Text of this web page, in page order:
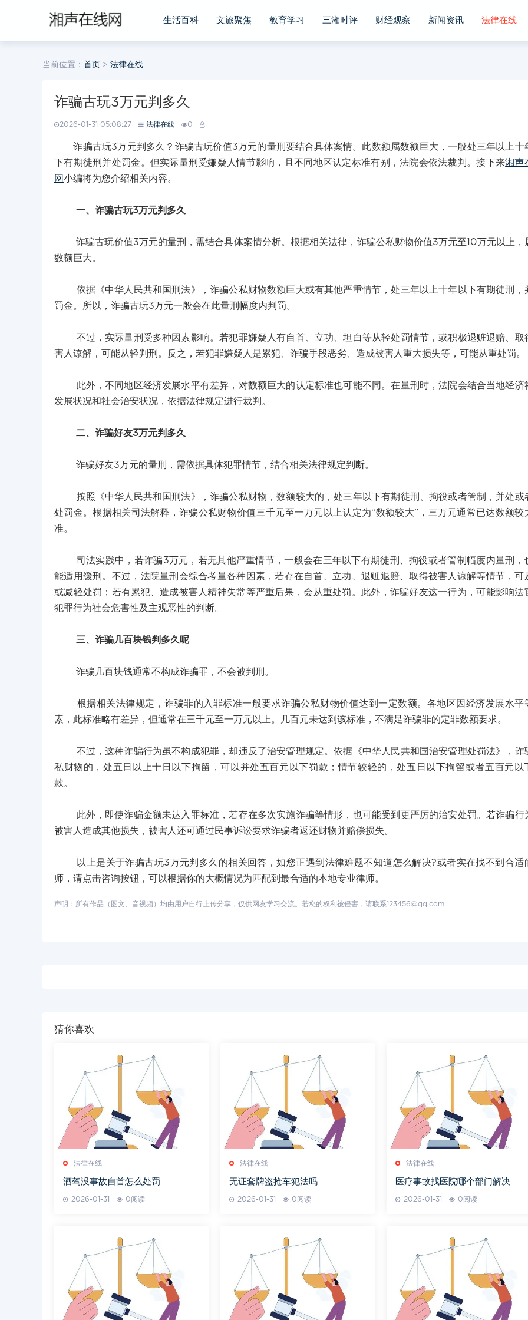
生活百科 文旅聚焦 教育学习 三湘时评 财经观察 新闻资讯 法律在线
当前位置： 首页 > 法律在线
诈骗古玩3万元判多久
2026-01-31 05:08:27 法律在线 0
诈骗古玩3万元判多久？诈骗古玩价值3万元的量刑要结合具体案情。此数额属数额巨大，一般处三年以上十
下有期徒刑并处罚金。但实际量刑受嫌疑人情节影响，且不同地区认定标准有别，法院会依法裁判。接下来湘声
网小编将为您介绍相关内容。
一、诈骗古玩3万元判多久
诈骗古玩价值3万元的量刑，需结合具体案情分析。根据相关法律，诈骗公私财物价值3万元至10万元以上，
数额巨大。
依据《中华人民共和国刑法》，诈骗公私财物数额巨大或有其他严重情节，处三年以上十年以下有期徒刑，
罚金。所以，诈骗古玩3万元一般会在此量刑幅度内判罚。
不过，实际量刑受多种因素影响。若犯罪嫌疑人有自首、立功、坦白等从轻处罚情节，或积极退赃退赔、取
害人谅解，可能从轻判刑。反之，若犯罪嫌疑人是累犯、诈骗手段恶劣、造成被害人重大损失等，可能从重处罚。
此外，不同地区经济发展水平有差异，对数额巨大的认定标准也可能不同。在量刑时，法院会结合当地经济
发展状况和社会治安状况，依据法律规定进行裁判。
二、诈骗好友3万元判多久
诈骗好友3万元的量刑，需依据具体犯罪情节，结合相关法律规定判断。
按照《中华人民共和国刑法》，诈骗公私财物，数额较大的，处三年以下有期徒刑、拘役或者管制，并处或
处罚金。根据相关司法解释，诈骗公私财物价值三千元至一万元以上认定为“数额较大”，三万元通常已达数额较
准。
司法实践中，若诈骗3万元，若无其他严重情节，一般会在三年以下有期徒刑、拘役或者管制幅度内量刑，
能适用缓刑。不过，法院量刑会综合考量各种因素，若存在自首、立功、退赃退赔、取得被害人谅解等情节，可
或减轻处罚；若有累犯、造成被害人精神失常等严重后果，会从重处罚。此外，诈骗好友这一行为，可能影响法
犯罪行为社会危害性及主观恶性的判断。
三、诈骗几百块钱判多久呢
诈骗几百块钱通常不构成诈骗罪，不会被判刑。
根据相关法律规定，诈骗罪的入罪标准一般要求诈骗公私财物价值达到一定数额。各地区因经济发展水平
素，此标准略有差异，但通常在三千元至一万元以上。几百元未达到该标准，不满足诈骗罪的定罪数额要求。
不过，这种诈骗行为虽不构成犯罪，却违反了治安管理规定。依据《中华人民共和国治安管理处罚法》，诈
私财物的，处五日以上十日以下拘留，可以并处五百元以下罚款；情节较轻的，处五日以下拘留或者五百元以
款。
此外，即使诈骗金额未达入罪标准，若存在多次实施诈骗等情形，也可能受到更严厉的治安处罚。若诈骗行
被害人造成其他损失，被害人还可通过民事诉讼要求诈骗者返还财物并赔偿损失。
以上是关于诈骗古玩3万元判多久的相关回答，如您正遇到法律难题不知道怎么解决?或者实在找不到合适
师，请点击咨询按钮，可以根据你的大概情况为匹配到最合适的本地专业律师。
声明：所有作品（图文、音视频）均由用户自行上传分享，仅供网友学习交流。若您的权利被侵害，请联系123456@qq.com
猜你喜欢
法律在线
酒驾没事故自首怎么处罚
2026-01-31 0阅读
法律在线
无证套牌盗抢车犯法吗
2026-01-31 0阅读
法律在线
医疗事故找医院哪个部门解决
2026-01-31 0阅读